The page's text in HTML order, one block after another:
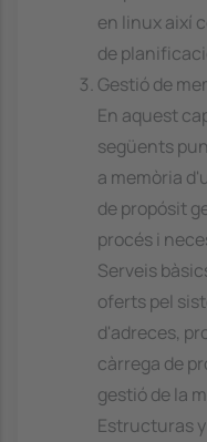
en linux així
de
Gestió de
En aquest
següents
a memòria
de propósit
procés i
Serveis
oferts pel
d'adreces,
càrrega de
gestió de la
Estructuras